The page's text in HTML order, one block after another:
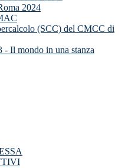
2024
(SCC) del CMCC di
- Il mondo in una stanza